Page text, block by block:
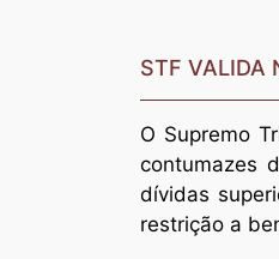
STF VALIDA
O Supremo
contumazes
dívidas
restrição a